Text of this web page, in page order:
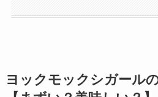
ヨックモックシガール